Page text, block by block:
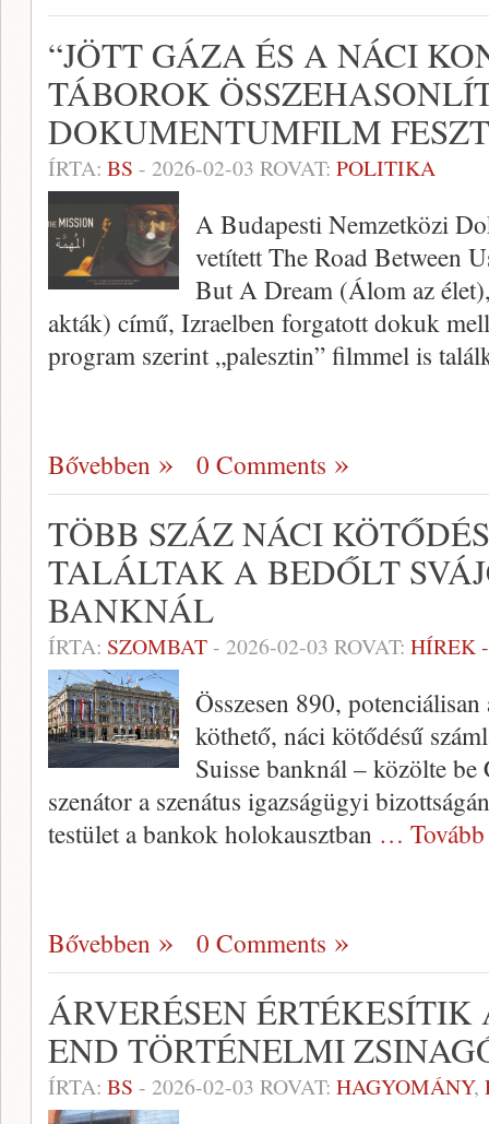
“JÖTT GÁZA ÉS A NÁCI
TÁBOROK
DOKUMENTUMFILM
ÍRTA: BS - 2026-02-03 ROVAT: POLITIKA
A Budapesti Nemzetközi
vetített The Road Between
But A Dream (Álom az
akták) című, Izraelben forgatott dokuk
program szerint „palesztin” filmmel is
Bővebben 0 Comments
TÖBB SZÁZ NÁCI
TALÁLTAK A BEDŐLT
BANKNÁL
ÍRTA: SZOMBAT- 2026-02-03 ROVAT: HÍREK
Összesen 890,
köthető, náci kötődésű
Suisse banknál – közölte
szenátor a szenátus igazságügyi
testület a bankok holokausztban …
Bővebben 0 Comments
ÁRVERÉSEN
END TÖRTÉNELMI
ÍRTA: BS - 2026-02-03 ROVAT: HAGYOMÁNY,